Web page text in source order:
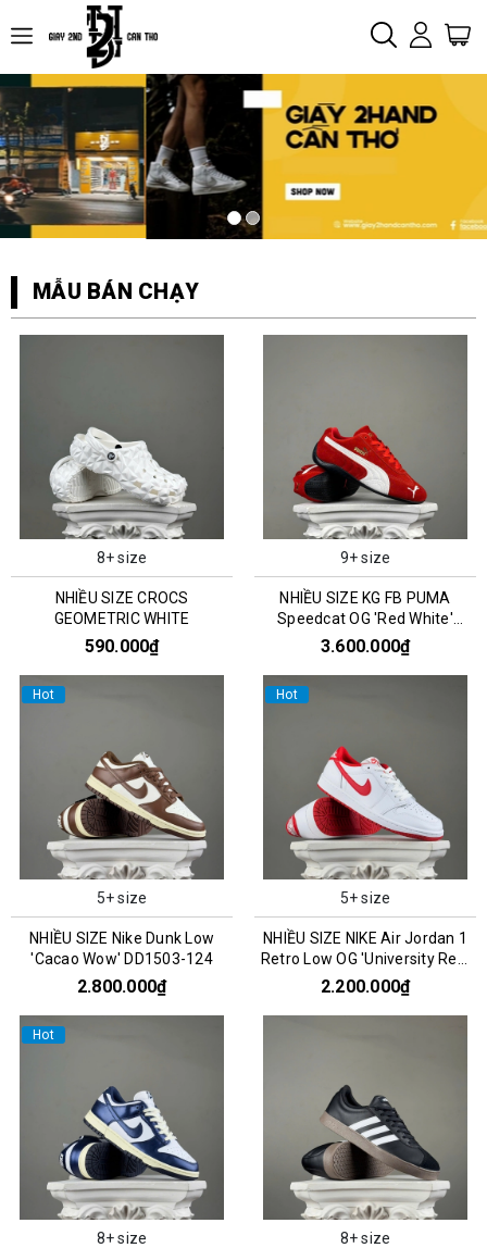
MẪU BÁN CHẠY
8+ size
NHIỀU SIZE CROCS
GEOMETRIC WHITE
590.000₫
9+ size
NHIỀU SIZE KG FB PUMA
Speedcat OG 'Red White'
400986-02
3.600.000₫
Hot
5+ size
NHIỀU SIZE Nike Dunk Low
'Cacao Wow' DD1503-124
2.800.000₫
Hot
5+ size
NHIỀU SIZE NIKE Air Jordan 1
Retro Low OG 'University Red'
CZ0790-161
2.200.000₫
Hot
8+ size 8+ size